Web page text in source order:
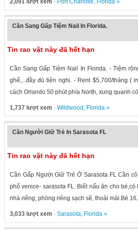
2,091 lượt xem · Port Charlotle, Florida»
Cần Sang Gấp Tiệm Nail In Florida.
Tin rao vặt này đã hết hạn
Cần Sang Gấp Tiệm Nail In Florida. - Tiệm
ghế,...đầy đủ tiện nghi. - Rent $5,700/tháng (
cách Orlando 50 phút phía North, xung quanh
1,737 lượt xem · Wildwood , Florida»
Cần Người Giữ Trẻ In Sarasota FL
Tin rao vặt này đã hết hạn
Cần Gấp Người Giữ Trẻ Ở Sarasota FL Cần
phố venice- sarasota FL. Biết nấu ăn cho
nhà riêng, phòng riêng sạch sẽ, thoải mái.Bé
3,033 lượt xem · Sarasota, Florida»